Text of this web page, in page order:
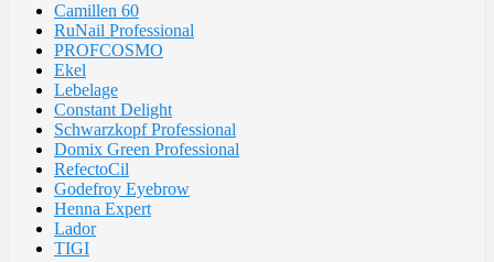
Camillen 60
RuNail Professional
PROFCOSMO
Ekel
Lebelage
Constant Delight
Schwarzkopf Professional
Domix Green Professional
RefectoCil
Godefroy Eyebrow
Henna Expert
Lador
TIGI